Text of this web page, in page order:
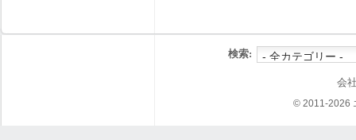
検索:
会
© 2011-2026